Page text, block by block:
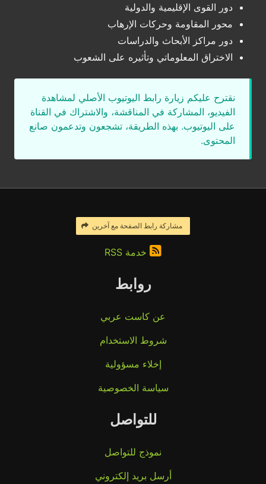
دور القوى الإقليمية والدولية
محور المقاومة وحركات الإرهاب
دور مراكز الأبحاث والدراسات
الاختراق المعلوماتي وتأثيره على الشعوب
نقترح عليكم زيارة رابط اليوتيوب الأصلي لمشاهدة
الفيديو، المشاركة في المناقشة، والاشتراك في القناة
على اليوتيوب. بهذه الطريقة، تشجعون وتدعمون صانع
المحتوى.
مشاركة رابط الصفحة مع آخرين
خدمة RSS
روابط
عن كاست عربي
شروط الاستخدام
إخلاء مسؤولية
سياسة الخصوصية
للتواصل
نموذج للتواصل
أرسل بريد إلكتروني